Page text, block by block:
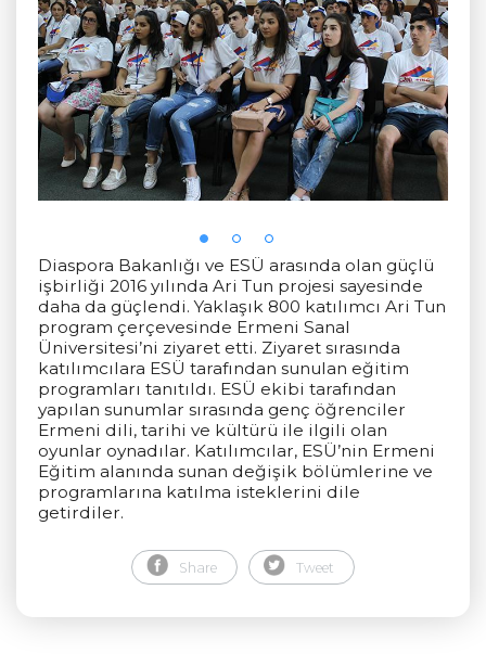
Diaspora Bakanlığı ve ESÜ arasında olan güçlü
işbirliği 2016 yılında Ari Tun projesi sayesinde
daha da güçlendi. Yaklaşık 800 katılımcı Ari Tun
program çerçevesinde Ermeni Sanal
Üniversitesi’ni ziyaret etti. Ziyaret sırasında
katılımcılara ESÜ tarafından sunulan eğitim
programları tanıtıldı. ESÜ ekibi tarafından
yapılan sunumlar sırasında genç öğrenciler
Ermeni dili, tarihi ve kültürü ile ilgili olan
oyunlar oynadılar. Katılımcılar, ESÜ’nin Ermeni
Eğitim alanında sunan değişik bölümlerine ve
programlarına katılma isteklerini dile
getirdiler.
Share Tweet